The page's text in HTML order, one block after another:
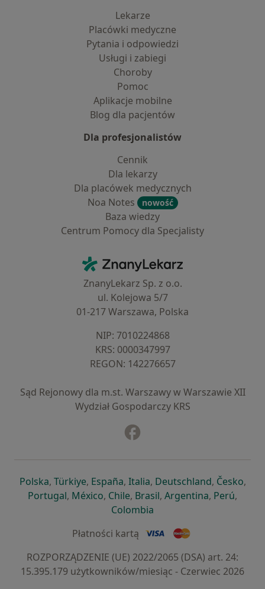
Lekarze
Placówki medyczne
Pytania i odpowiedzi
Usługi i zabiegi
Choroby
Pomoc
Aplikacje mobilne
Blog dla pacjentów
Dla profesjonalistów
Cennik
Dla lekarzy
Dla placówek medycznych
Noa Notes
nowość
Baza wiedzy
Centrum Pomocy dla Specjalisty
ZnanyLekarz - Strona główna
ZnanyLekarz Sp. z o.o.
ul. Kolejowa 5/7
01-217 Warszawa, Polska
NIP: ⁠7010224868
KRS: ⁠0000347997
REGON: ⁠142276657
Sąd Rejonowy dla m.st. Warszawy w Warszawie XII
Wydział Gospodarczy KRS
Polskaotwiera się w nowej karcie
, Türkiyeotwiera się w nowej karcie
, Españaotwiera się w nowej karcie
, Italiaotwiera się w nowej
, Deutschlandotwiera się
, Česko,
Portugalotwiera się w nowej karcie
, Méxicootwiera się w nowej karcie
, Chileotwiera się w nowej karcie
, Brasilotwiera się w nowej
, Argentinaotwiera się
, Perú,
Colombia
Płatności kartą
ROZPORZĄDZENIE (UE) 2022/2065 (DSA) art. 24:
15.395.179 użytkowników/miesiąc - Czerwiec 2026